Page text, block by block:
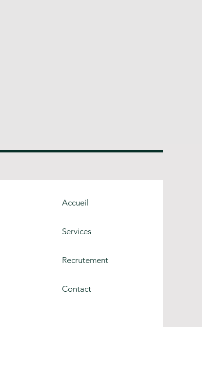
Accueil
Services
Recrutement
Contact